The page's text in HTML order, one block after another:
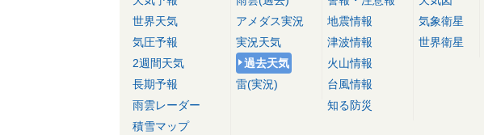
世界天気
気圧予報
2週間天気
長期予報
雨雲レーダー
積雪マップ
アメダス実況
実況天気
過去天気
雷(実況)
地震情報
津波情報
火山情報
台風情報
知る防災
気象衛星
世界衛星